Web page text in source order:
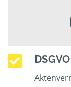
DSGVO